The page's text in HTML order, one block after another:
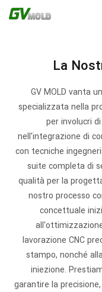
La
GV MOLD vanta
specializzata nella
per involucri
nell'integrazione di
con tecniche
suite completa di
qualità per la
nostro processo
concettuale
lavorazione CNC
stampo, nonché
iniezione.
garantire la